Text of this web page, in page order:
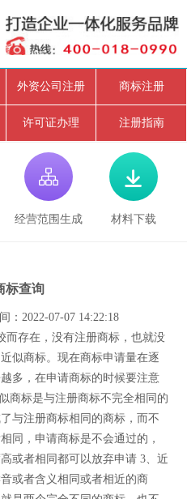
外资公司注册 商标注册
许可证办理 注册指南

经营范围生成

材料下载
标查询
：2022-07-07 14:22:18
而存在，没有注册商标，也就没
似商标。现在商标申请量在逐
多，在申请商标的时候要注意
商标是与注册商标不完全相同的
与注册商标相同的商标，而不
同，申请商标是不会通过的，
或者相同都可以放弃申请 3、近
或者含义相同或者相近的商